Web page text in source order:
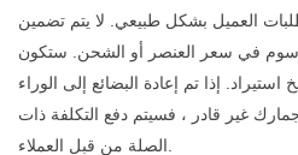
العميل بشكل طبيعي. لا يتم تضمين
في سعر العنصر أو الشحن. ستكون
إذا تم إعادة البضائع إلى الوراء
غير قادر ، فسيتم دفع التكلفة ذات